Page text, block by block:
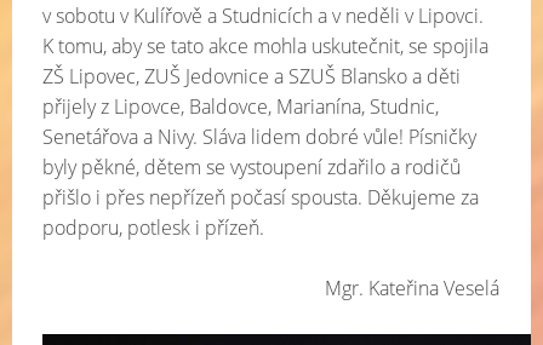
v sobotu v Kulířově a Studnicích a v neděli v Lipovci.
K tomu, aby se tato akce mohla uskutečnit, se spojila
ZŠ Lipovec, ZUŠ Jedovnice a SZUŠ Blansko a děti
přijely z Lipovce, Baldovce, Marianína, Studnic,
Senetářova a Nivy. Sláva lidem dobré vůle! Písničky
byly pěkné, dětem se vystoupení zdařilo a rodičů
přišlo i přes nepřízeň počasí spousta. Děkujeme za
podporu, potlesk i přízeň.
Mgr. Kateřina Veselá